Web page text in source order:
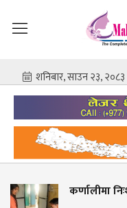
‘स्वर्ण विन्दु प्राशन’ सेवा